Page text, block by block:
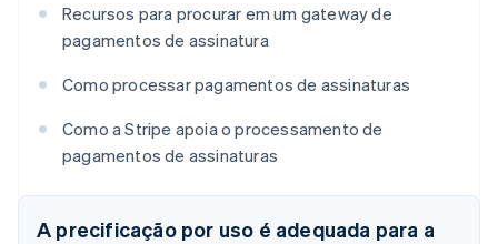
Recursos para procurar em um gateway de
pagamentos de assinatura
Como processar pagamentos de assinaturas
Como a Stripe apoia o processamento de
pagamentos de assinaturas
A precificação por uso é adequada para a